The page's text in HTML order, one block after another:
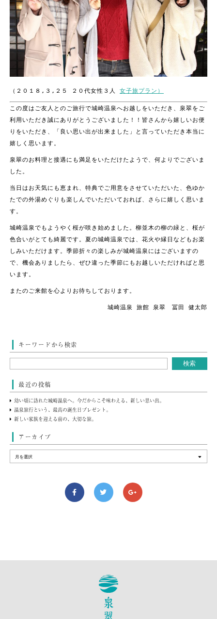
（２０１８,３,２５ ２０代女性３人 女子旅プラン）
この度はご友人とのご旅行で城崎温泉へお越しをいただき、泉翠をご
利用いただき誠にありがとうございました！！皆さんから嬉しいお便
りをいただき、「良い思い出が出来ました」と言っていただき本当に
嬉しく思います。
泉翠のお料理と接遇にも満足をいただけたようで、何よりでございま
した。
当日はお天気にも恵まれ、特典でご用意をさせていただいた、色ゆか
たでの外湯めぐりも楽しんでいただいておれば、さらに嬉しく思いま
す。
城崎温泉でもようやく桜が咲き始めました。柳並木の柳の緑と、桜が
色合いがとても綺麗です。夏の城崎温泉では、花火や縁日などもお楽
しみいただけます。季節折々の楽しみが城崎温泉にはございますの
で、機会ありましたら、ぜひ違った季節にもお越しいただければと思
います。
またのご来館を心よりお待ちしております。
城崎温泉 旅館 泉翠 冨田 健太郎
キーワードから検索
最近の投稿
幼い頃に訪れた城崎温泉へ。今だからこそ味わえる、新しい思い出。
温泉旅行という、最高の誕生日プレゼント。
新しい家族を迎える前の、大切な旅。
アーカイブ